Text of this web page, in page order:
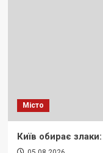
Місто
Київ обирає